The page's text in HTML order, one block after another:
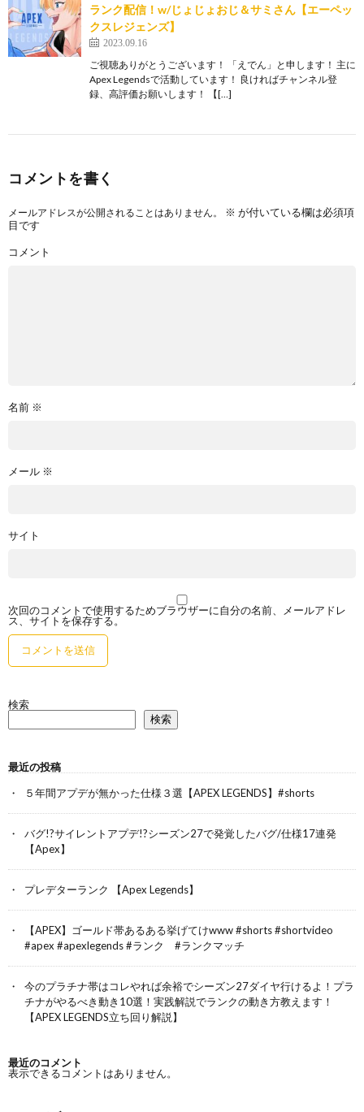
ランク配信！w/じょじょおじ＆サミさん【エーペッ
クスレジェンズ】
2023.09.16
ご視聴ありがとうございます！ 「えでん」と申します！ 主に
Apex Legendsで活動しています！ 良ければチャンネル登
録、高評価お願いします！ 【[…]
コメントを書く
メールアドレスが公開されることはありません。 ※ が付いている欄は必須項
目です
コメント
名前 ※
メール ※
サイト
次回のコメントで使用するためブラウザーに自分の名前、メールアドレ
ス、サイトを保存する。
検索
検索
最近の投稿
５年間アプデが無かった仕様３選【APEX LEGENDS】#shorts
バグ!?サイレントアプデ!?シーズン27で発覚したバグ/仕様17連発
【Apex】
プレデターランク 【Apex Legends】
【APEX】ゴールド帯あるある挙げてけwww #shorts #shortvideo
#apex #apexlegends #ランク #ランクマッチ
今のプラチナ帯はコレやれば余裕でシーズン27ダイヤ行けるよ！プラ
チナがやるべき動き10選！実践解説でランクの動き方教えます！
【APEX LEGENDS立ち回り解説】
最近のコメント
表示できるコメントはありません。